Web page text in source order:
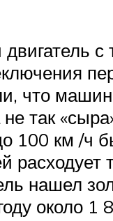
что
так
100 км /ч
нашел
около 1